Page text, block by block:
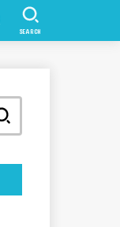
SEARCH